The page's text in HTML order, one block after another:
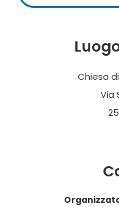
Chiesa
Via